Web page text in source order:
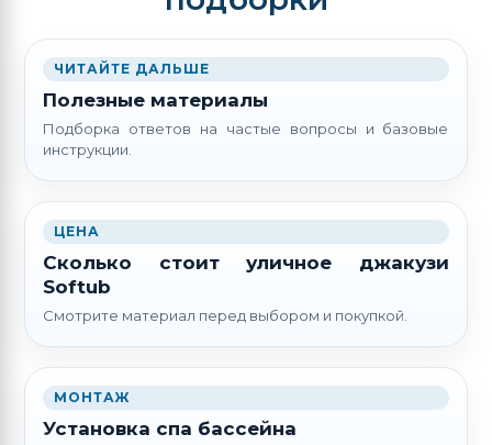
ЧИТАЙТЕ ДАЛЬШЕ
Полезные материалы
Подборка ответов на частые вопросы и базовые
инструкции.
ЦЕНА
Сколько стоит уличное джакузи
Softub
Смотрите материал перед выбором и покупкой.
МОНТАЖ
Установка спа бассейна